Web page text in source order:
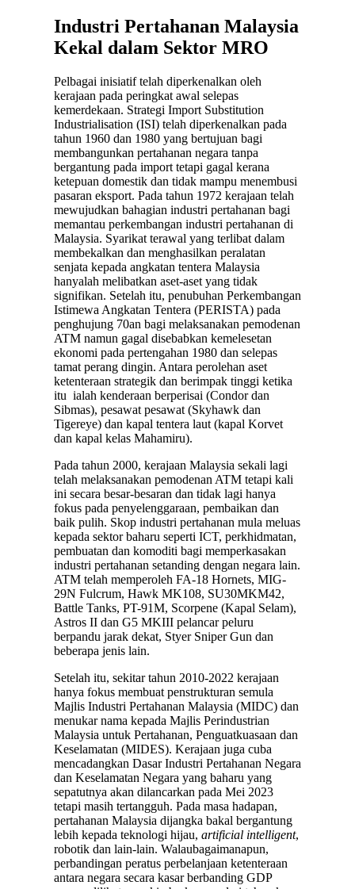
Industri Pertahanan Malaysia
Kekal dalam Sektor MRO
Pelbagai inisiatif telah diperkenalkan oleh
kerajaan pada peringkat awal selepas
kemerdekaan. Strategi Import Substitution
Industrialisation (ISI) telah diperkenalkan pada
tahun 1960 dan 1980 yang bertujuan bagi
membangunkan pertahanan negara tanpa
bergantung pada import tetapi gagal kerana
ketepuan domestik dan tidak mampu menembusi
pasaran eksport. Pada tahun 1972 kerajaan telah
mewujudkan bahagian industri pertahanan bagi
memantau perkembangan industri pertahanan di
Malaysia. Syarikat terawal yang terlibat dalam
membekalkan dan menghasilkan peralatan
senjata kepada angkatan tentera Malaysia
hanyalah melibatkan aset-aset yang tidak
signifikan. Setelah itu, penubuhan Perkembangan
Istimewa Angkatan Tentera (PERISTA) pada
penghujung 70an bagi melaksanakan pemodenan
ATM namun gagal disebabkan kemelesetan
ekonomi pada pertengahan 1980 dan selepas
tamat perang dingin. Antara perolehan aset
ketenteraan strategik dan berimpak tinggi ketika
itu ialah kenderaan berperisai (Condor dan
Sibmas), pesawat pesawat (Skyhawk dan
Tigereye) dan kapal tentera laut (kapal Korvet
dan kapal kelas Mahamiru).
Pada tahun 2000, kerajaan Malaysia sekali lagi
telah melaksanakan pemodenan ATM tetapi kali
ini secara besar-besaran dan tidak lagi hanya
fokus pada penyelenggaraan, pembaikan dan
baik pulih. Skop industri pertahanan mula meluas
kepada sektor baharu seperti ICT, perkhidmatan,
pembuatan dan komoditi bagi memperkasakan
industri pertahanan setanding dengan negara lain.
ATM telah memperoleh FA-18 Hornets, MIG-
29N Fulcrum, Hawk MK108, SU30MKM42,
Battle Tanks, PT-91M, Scorpene (Kapal Selam),
Astros II dan G5 MKIII pelancar peluru
berpandu jarak dekat, Styer Sniper Gun dan
beberapa jenis lain.
Setelah itu, sekitar tahun 2010-2022 kerajaan
hanya fokus membuat penstrukturan semula
Majlis Industri Pertahanan Malaysia (MIDC) dan
menukar nama kepada Majlis Perindustrian
Malaysia untuk Pertahanan, Penguatkuasaan dan
Keselamatan (MIDES). Kerajaan juga cuba
mencadangkan Dasar Industri Pertahanan Negara
dan Keselamatan Negara yang baharu yang
sepatutnya akan dilancarkan pada Mei 2023
tetapi masih tertangguh. Pada masa hadapan,
pertahanan Malaysia dijangka bakal bergantung
lebih kepada teknologi hijau, artificial intelligent,
robotik dan lain-lain. Walaubagaimanapun,
perbandingan peratus perbelanjaan ketenteraan
antara negara secara kasar berbanding GDP